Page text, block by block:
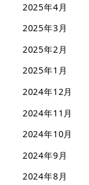
2025年4月
2025年3月
2025年2月
2025年1月
2024年12月
2024年11月
2024年10月
2024年9月
2024年8月